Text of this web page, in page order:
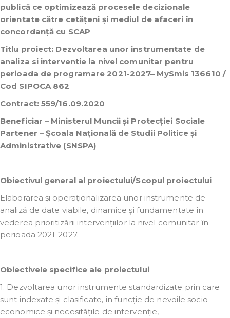
publică ce optimizează procesele decizionale
orientate către cetățeni și mediul de afaceri în
concordanță cu SCAP
Titlu proiect: Dezvoltarea unor instrumentate de
analiza si interventie la nivel comunitar pentru
perioada de programare 2021-2027– MySmis 136610 /
Cod SIPOCA 862
Contract: 559/16.09.2020
Beneficiar – Ministerul Muncii și Protecției Sociale
Partener – Școala Națională de Studii Politice și
Administrative (SNSPA)
Obiectivul general al proiectului/Scopul proiectului
Elaborarea și operaționalizarea unor instrumente de
analiză de date viabile, dinamice și fundamentate în
vederea prioritizării intervențiilor la nivel comunitar în
perioada 2021-2027.
Obiectivele specifice ale proiectului
1. Dezvoltarea unor instrumente standardizate prin care
sunt indexate și clasificate, în funcție de nevoile socio-
economice și necesitățile de intervenție,